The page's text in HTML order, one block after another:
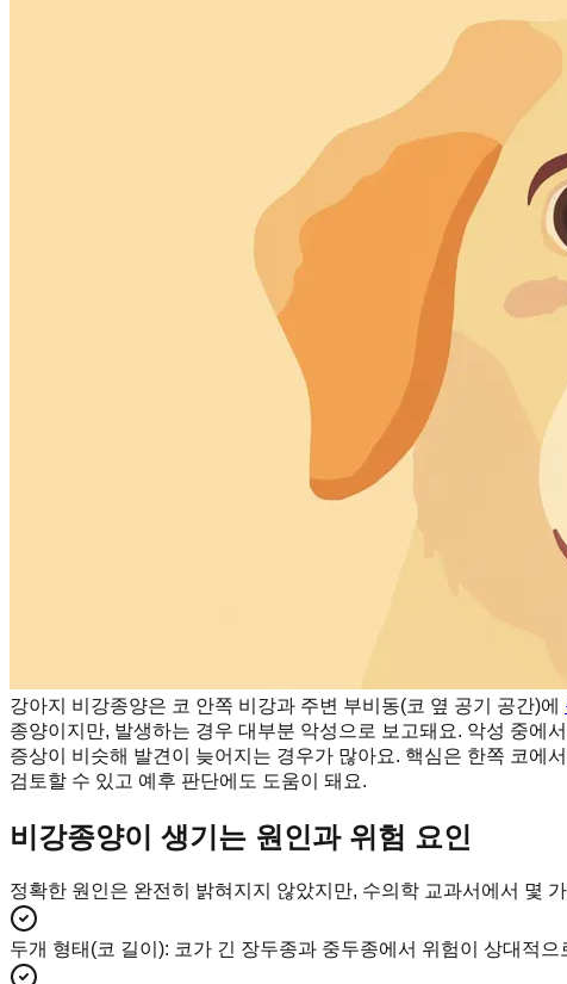
강아지 비강종양은 코 안쪽 비강과 주변 부비동(코 옆 공기 공간)에
종양이지만, 발생하는 경우 대부분 악성으로 보고돼요. 악성 중에
증상이 비슷해 발견이 늦어지는 경우가 많아요. 핵심은 한쪽 코에
검토할 수 있고 예후 판단에도 도움이 돼요.
비강종양이 생기는 원인과 위험 요인
정확한 원인은 완전히 밝혀지지 않았지만, 수의학 교과서에서 몇
두개 형태(코 길이): 코가 긴 장두종과 중두종에서 위험이 상대적